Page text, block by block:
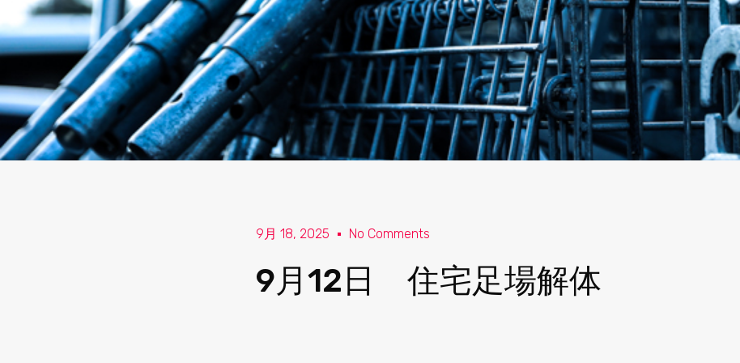
9月 18, 2025 No Comments
9月12日 住宅足場解体